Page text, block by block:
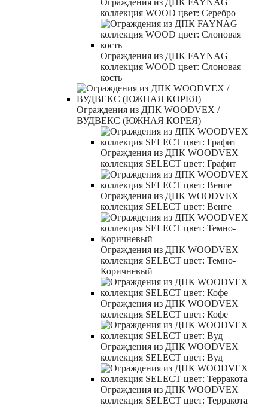
коллекция WOOD цвет: Серебро
Ограждения из ДПК FAYNAG
коллекция WOOD цвет: Слоновая
кость
Ограждения из ДПК WOODVEX /
ВУДВЕКС (ЮЖНАЯ КОРЕЯ)
Ограждения из ДПК WOODVEX
коллекция SELECT цвет: Графит
Ограждения из ДПК WOODVEX
коллекция SELECT цвет: Венге
Ограждения из ДПК WOODVEX
коллекция SELECT цвет: Темно-
Коричневый
Ограждения из ДПК WOODVEX
коллекция SELECT цвет: Кофе
Ограждения из ДПК WOODVEX
коллекция SELECT цвет: Вуд
Ограждения из ДПК WOODVEX
коллекция SELECT цвет: Терракота